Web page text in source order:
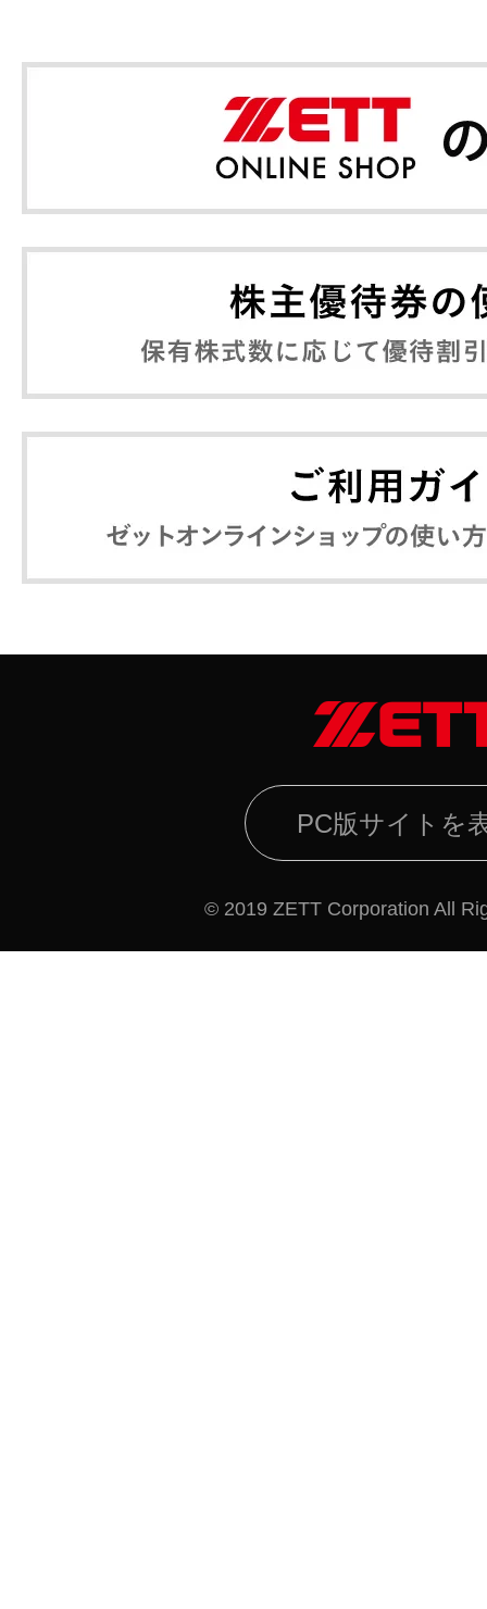
PC版サイトを
© 2019 ZETT Corporation All